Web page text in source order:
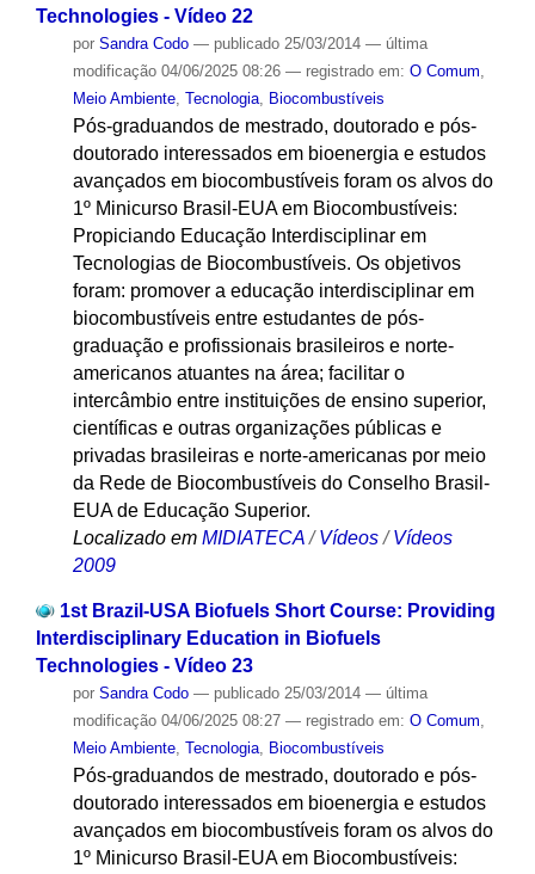
Technologies - Vídeo 22
por Sandra Codo — publicado25/03/2014 — última
modificação04/06/2025 08:26 — registrado em: O Comum
Meio Ambiente, Tecnologia, Biocombustíveis
Pós-graduandos de mestrado, doutorado e pós-
doutorado interessados em bioenergia e estudos
avançados em biocombustíveis foram os alvos do
1º Minicurso Brasil-EUA em Biocombustíveis:
Propiciando Educação Interdisciplinar em
Tecnologias de Biocombustíveis. Os objetivos
foram: promover a educação interdisciplinar em
biocombustíveis entre estudantes de pós-
graduação e profissionais brasileiros e norte-
americanos atuantes na área; facilitar o
intercâmbio entre instituições de ensino superior,
científicas e outras organizações públicas e
privadas brasileiras e norte-americanas por meio
da Rede de Biocombustíveis do Conselho Brasil-
EUA de Educação Superior.
Localizado em MIDIATECA /Vídeos /Vídeos
2009
1st Brazil-USA Biofuels Short Course: Providing
Interdisciplinary Education in Biofuels
Technologies - Vídeo 23
por Sandra Codo — publicado25/03/2014 — última
modificação04/06/2025 08:27 — registrado em: O Comum,
Meio Ambiente, Tecnologia, Biocombustíveis
Pós-graduandos de mestrado, doutorado e pós-
doutorado interessados em bioenergia e estudos
avançados em biocombustíveis foram os alvos do
1º Minicurso Brasil-EUA em Biocombustíveis: